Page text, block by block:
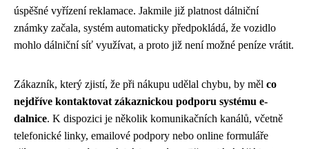
úspěšné vyřízení reklamace. Jakmile již platnost dálniční
známky začala, systém automaticky předpokládá, že vozidlo
mohlo dálniční síť využívat, a proto již není možné peníze vrátit.
Zákazník, který zjistí, že při nákupu udělal chybu, by měl co
nejdříve kontaktovat zákaznickou podporu systému e-
dalnice. K dispozici je několik komunikačních kanálů, včetně
telefonické linky, emailové podpory nebo online formuláře